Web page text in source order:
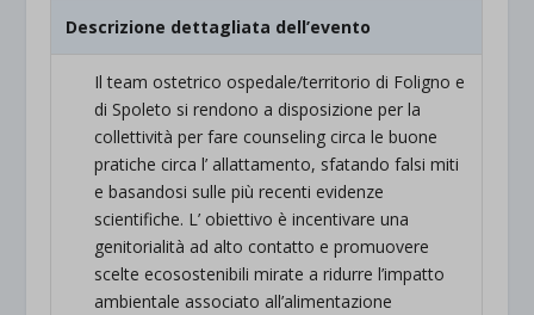
Descrizione dettagliata dell’evento
Il team ostetrico ospedale/territorio di Foligno e
di Spoleto si rendono a disposizione per la
collettività per fare counseling circa le buone
pratiche circa l’ allattamento, sfatando falsi miti
e basandosi sulle più recenti evidenze
scientifiche. L’ obiettivo è incentivare una
genitorialità ad alto contatto e promuovere
scelte ecosostenibili mirate a ridurre l’impatto
ambientale associato all’alimentazione